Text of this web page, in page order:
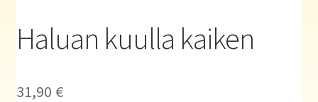
Haluan kuulla kaiken
31,90 €